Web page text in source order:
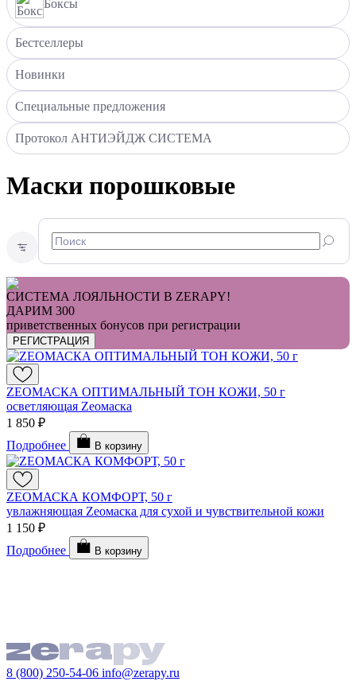
Боксы
Бестселлеры
Новинки
Специальные предложения
Протокол АНТИЭЙДЖ СИСТЕМА
Маски порошковые
СИСТЕМА ЛОЯЛЬНОСТИ В ZERAPY!
ДАРИМ 300
приветственных бонусов при регистрации
РЕГИСТРАЦИЯ
ZEOМАСКА ОПТИМАЛЬНЫЙ ТОН КОЖИ, 50 г
осветляющая Zеомаска
1 850 ₽
Подробнее
В корзину
ZEOМАСКА КОМФОРТ, 50 г
увлажняющая Zеомаска для сухой и чувствительной кожи
1 150 ₽
Подробнее
В корзину
8 (800) 250-54-06 info@zerapy.ru